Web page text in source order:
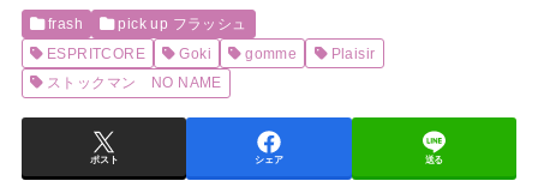
frash
pick up フラッシュ
ESPRITCORE
Goki gomme
Plaisir
ストックマン NO NAME
ポスト シェア 送る